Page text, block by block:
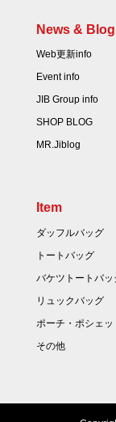
News & Blog
Web更新info
Event info
JIB Group info
SHOP BLOG
MR.Jiblog
Item
ダッフルバッグ
トートバッグ
バケツトートバッ
リュックバッグ
ポーチ・ポシェッ
その他